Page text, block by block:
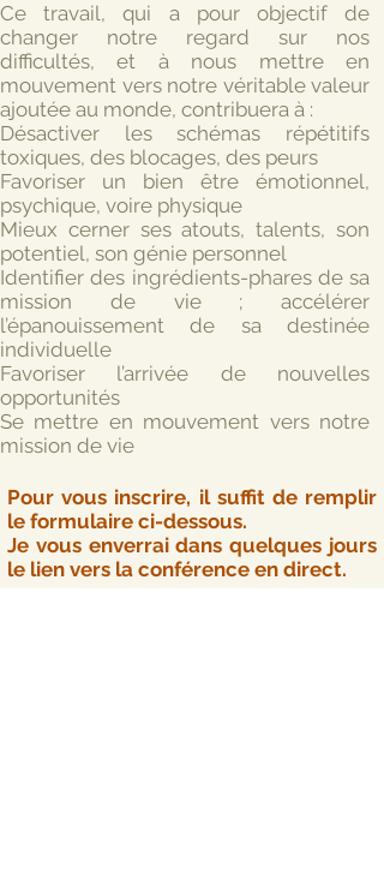
Ce travail, qui a pour objectif de
changer notre regard sur nos
difficultés, et à nous mettre en
mouvement vers notre véritable valeur
ajoutée au monde, contribuera à :
Désactiver les schémas répétitifs
toxiques, des blocages, des peurs
Favoriser un bien être émotionnel,
psychique, voire physique
Mieux cerner ses atouts, talents, son
potentiel, son génie personnel
Identifier des ingrédients-phares de sa
mission de vie ; accélérer
l’épanouissement de sa destinée
individuelle
Favoriser l’arrivée de nouvelles
opportunités
Se mettre en mouvement vers notre
mission de vie
Pour vous inscrire, il suffit de remplir
le formulaire ci-dessous.
Je vous enverrai dans quelques jours
le lien vers la conférence en direct.